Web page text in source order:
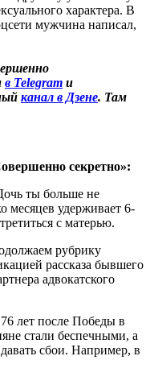
характера. В
мужчина написал,
в Telegram и
канал в Дзене. Там
секретно»:
ты больше не
месяцев удерживает 6-
с матерью.
рубрику
рассказа бывшего
адвокатского
76 лет после Победы в
стали беспечными, а
сбои. Например, в